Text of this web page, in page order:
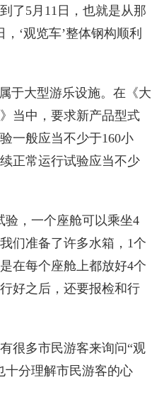
了5月11日，也就是从那
‘观览车’整体钢构顺利
于大型游乐设施。在《大
当中，要求新产品型式
一般应当不少于160小
正常运行试验应当不少
验，一个座舱可以乘坐4
们准备了许多水箱，1个
在每个座舱上都放好4个
好之后，还要报检和行
很多市民游客来询问“观
十分理解市民游客的心